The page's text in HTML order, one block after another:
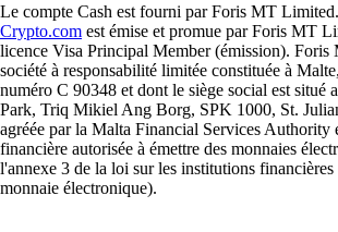
Le compte Cash est fourni par Foris MT
Crypto.com est émise et promue par Foris MT
licence Visa Principal Member (émission). Foris
société à responsabilité limitée constituée à
numéro C 90348 et dont le siège social est situé
Park, Triq Mikiel Ang Borg, SPK 1000, St.
agréée par la Malta Financial Services Authority
financière autorisée à émettre des monnaies
l'annexe 3 de la loi sur les institutions
monnaie électronique).